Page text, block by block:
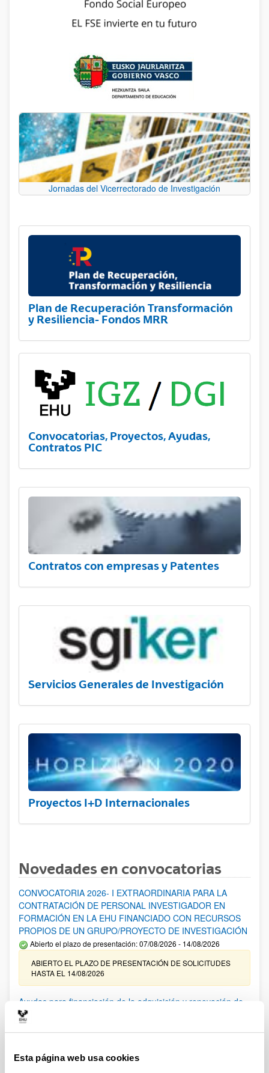
Esta página web usa cookies
Jornadas del Vicerrectorado de Investigación
Plan de Recuperación Transformación
y Resiliencia- Fondos MRR
Convocatorias, Proyectos, Ayudas,
Contratos PIC
Contratos con empresas y Patentes
Servicios Generales de Investigación
Proyectos I+D Internacionales
Novedades en convocatorias
CONVOCATORIA 2026- I EXTRAORDINARIA PARA LA
CONTRATACIÓN DE PERSONAL INVESTIGADOR EN
FORMACIÓN EN LA EHU FINANCIADO CON RECURSOS
PROPIOS DE UN GRUPO/PROYECTO DE INVESTIGACIÓN
Abierto el plazo de presentación: 07/08/2026 - 14/08/2026
ABIERTO EL PLAZO DE PRESENTACIÓN DE SOLICITUDES
HASTA EL 14/08/2026
Ayudas para financiación de la adquisición y renovación de
infraestructura científica y fondos bibliográficos en la
UPV/EHU 2026
25/03/2026: Corrección de errores del listado provisional de